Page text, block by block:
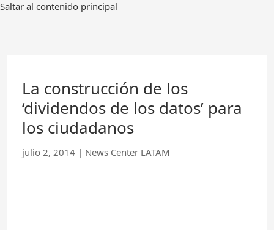
Ir
Saltar al contenido principal
La construcción de los
‘dividendos de los datos’ para
los ciudadanos
julio 2, 2014 | News Center LATAM